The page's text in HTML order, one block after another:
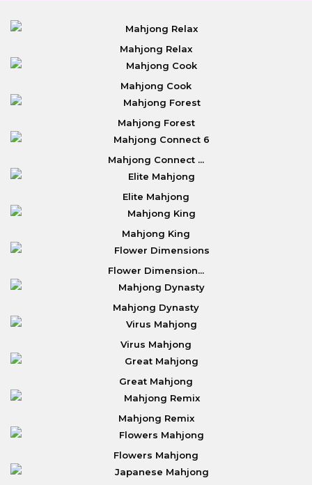
Mahjong Relax
Mahjong Cook
Mahjong Forest
Mahjong Connect ...
Elite Mahjong
Mahjong King
Flower Dimension...
Mahjong Dynasty
Virus Mahjong
Great Mahjong
Mahjong Remix
Flowers Mahjong